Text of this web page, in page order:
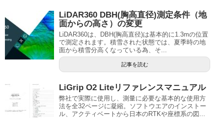
LiDAR360 DBH(胸高直径)測定条件（地
面からの高さ）の変更
LiDAR360は、DBH(胸高直径)は基本的に1.3mの位置
で測定されます。積雪された状態では、夏季時の地
面から積雪分高くなっている為、そ...
記事を読む
LiGrip O2 Liteリファレンスマニュアル
弊社で実際に使用し、測量に必要な基本的な使用方
法を全32ページに凝縮。ソフトウエアのインストー
ル、アクティベートから日本のRTKや座標系の図...